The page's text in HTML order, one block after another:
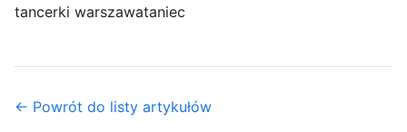
tancerki warszawataniec
← Powrót do listy artykułów